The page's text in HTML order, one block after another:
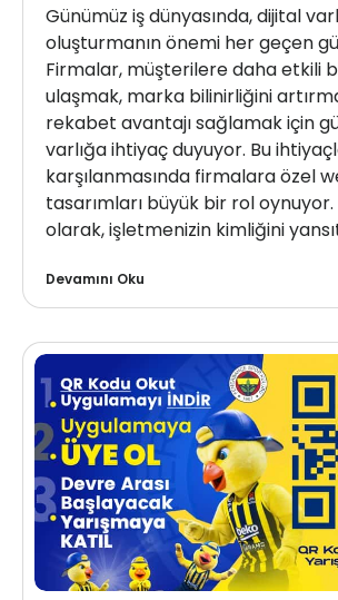
Günümüz iş dünyasında, dijital
oluşturmanın önemi her geçen
Firmalar, müşterilere daha etkili
ulaşmak, marka bilinirliğini
rekabet avantajı sağlamak için
varlığa ihtiyaç duyuyor. Bu
karşılanmasında firmalara özel
tasarımları büyük bir rol oynuyor.
olarak, işletmenizin kimliğini
Devamını Oku